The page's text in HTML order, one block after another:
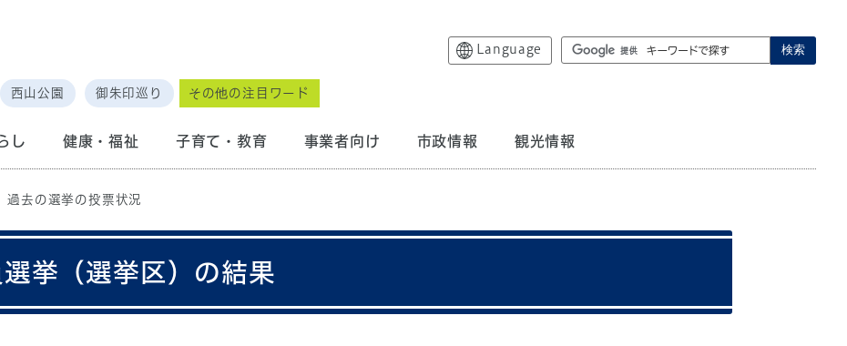
Language 検索
西山公園 御朱印巡り その他の注目ワード
し 健康・福祉 子育て・教育 事業者向け 市政情報 観光情報
過去の選挙の投票状況
挙（選挙区）の結果